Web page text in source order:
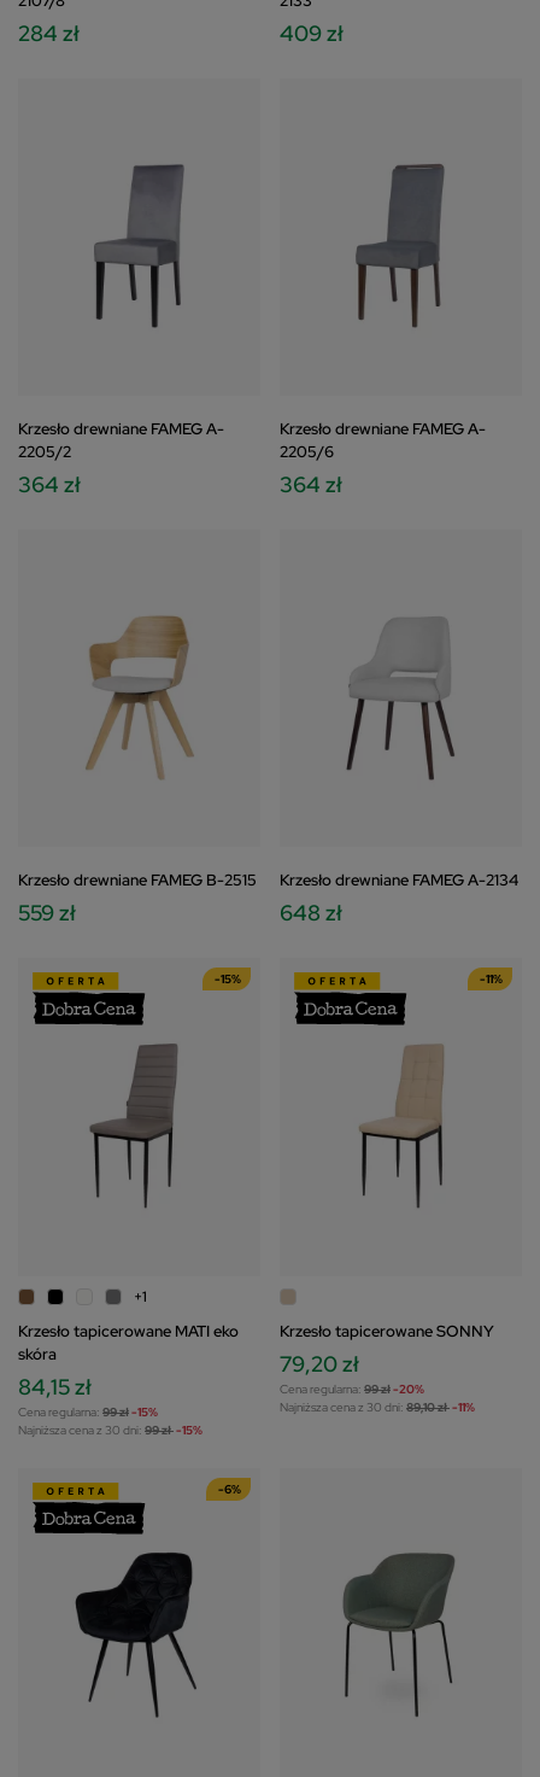
284 zł 409 zł
Krzesło drewniane FAMEG A-
2205/2
364 zł
Krzesło drewniane FAMEG A-
2205/6
364 zł
Krzesło drewniane FAMEG B-2515
559 zł
Krzesło drewniane FAMEG A-2134
648 zł
-15%
+1
Krzesło tapicerowane MATI eko
skóra
84,15 zł
Cena regularna: 99 zł-15%
Najniższa cena z 30 dni: 99 zł-15%
-11%
Krzesło tapicerowane SONNY
79,20 zł
Cena regularna: 99 zł-20%
Najniższa cena z 30 dni: 89,10 zł-11%
-6%